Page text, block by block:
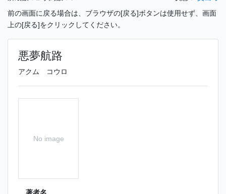
前の画面に戻る場合は、ブラウザの[戻る]ボタンは使用せず、画面
上の[戻る]をクリックしてください。
悪夢航路
アクム コウロ
No image